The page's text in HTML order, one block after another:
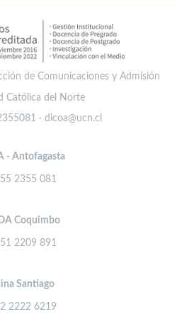
de Comunicaciones y Admisión
Católica del Norte
· dicoa@ucn.cl
- Antofagasta
2355 081
Coquimbo
2209 891
Santiago
2222 6219